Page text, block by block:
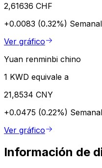
2,61636 CHF
+0.0083 (0.32%) Semanal
Ver gráfico
Yuan renminbi chino
1 KWD equivale a
21,8534 CNY
+0.0475 (0.22%) Semanal
Ver gráfico
Información de